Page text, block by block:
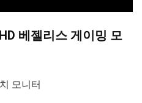
베젤리스 게이밍 모